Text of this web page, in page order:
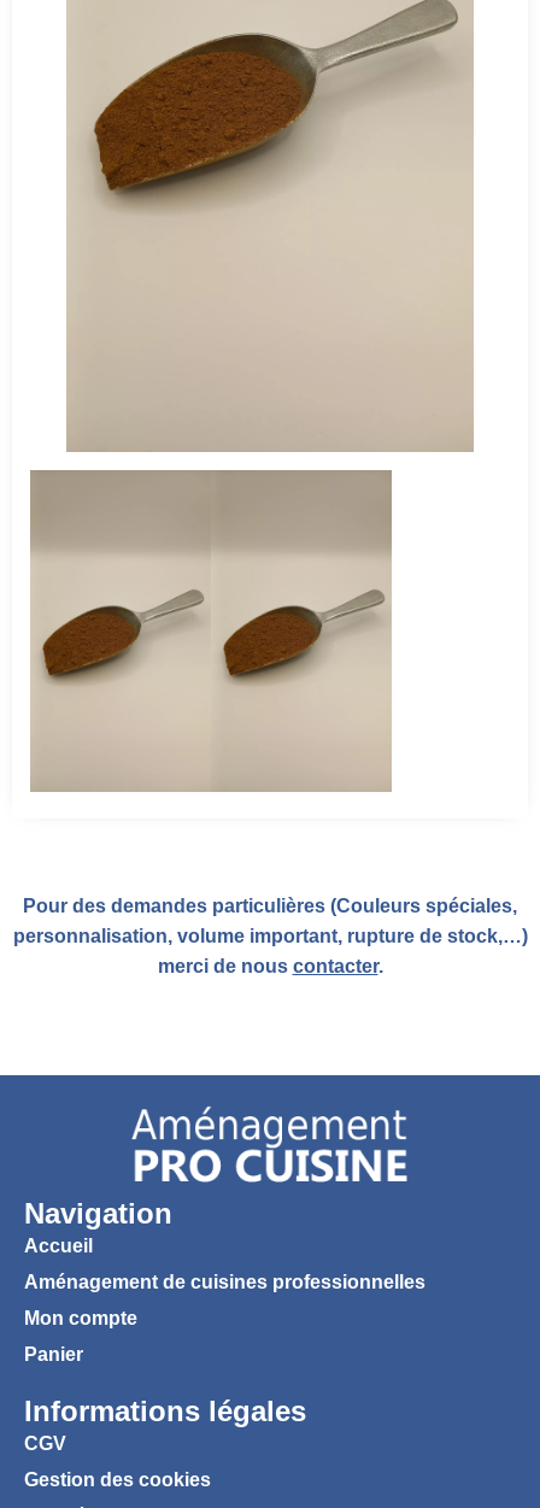
Pour des demandes particulières (Couleurs spéciales,
personnalisation, volume important, rupture de stock,…)
merci de nous contacter.
Navigation
Accueil
Aménagement de cuisines professionnelles
Mon compte
Panier
Informations légales
CGV
Gestion des cookies